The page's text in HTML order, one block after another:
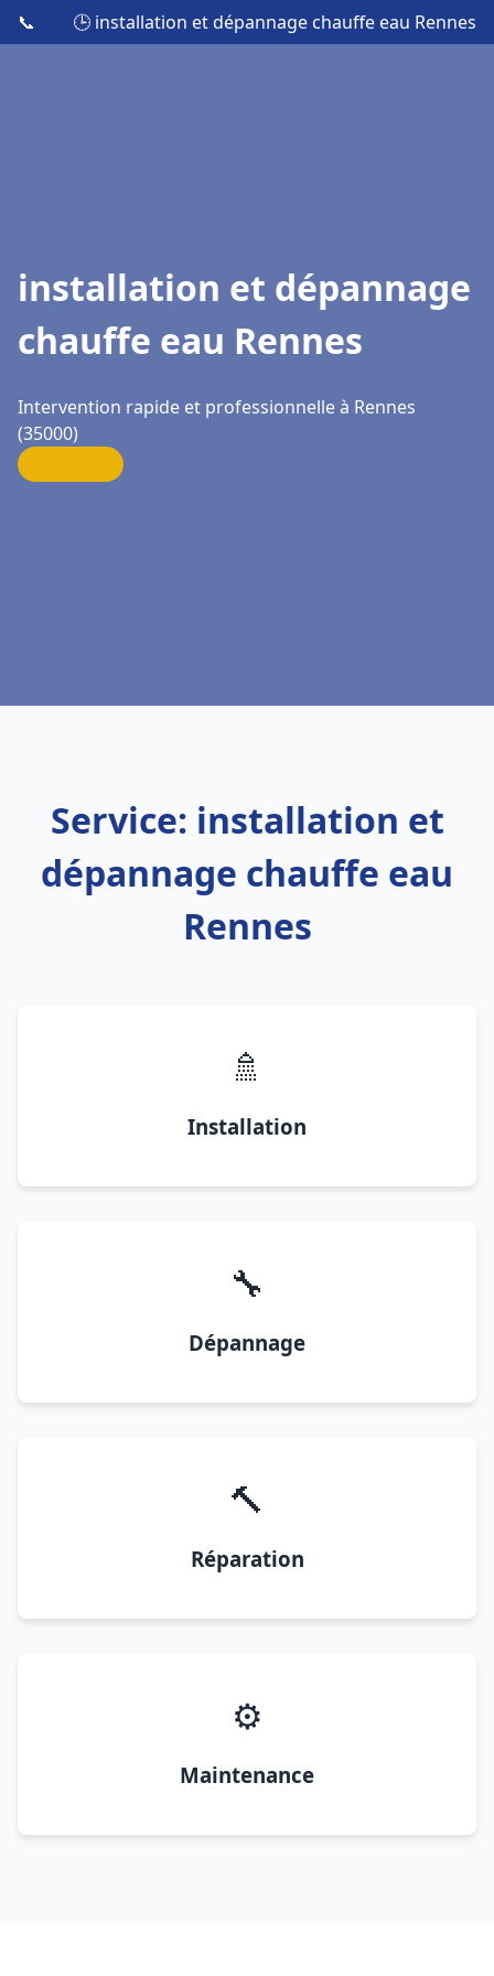
📞 🕒 installation et dépannage chauffe eau Rennes
installation et dépannage
chauffe eau Rennes
Intervention rapide et professionnelle à Rennes
(35000)
Service: installation et
dépannage chauffe eau
Rennes
🚿
Installation
🔧
Dépannage
🔨
Réparation
⚙️
Maintenance